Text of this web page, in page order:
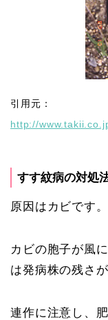
引用元：
http://
すす紋病の対処
原因はカビです。
カビの胞子が風
は発病株の残さ
連作に注意し、